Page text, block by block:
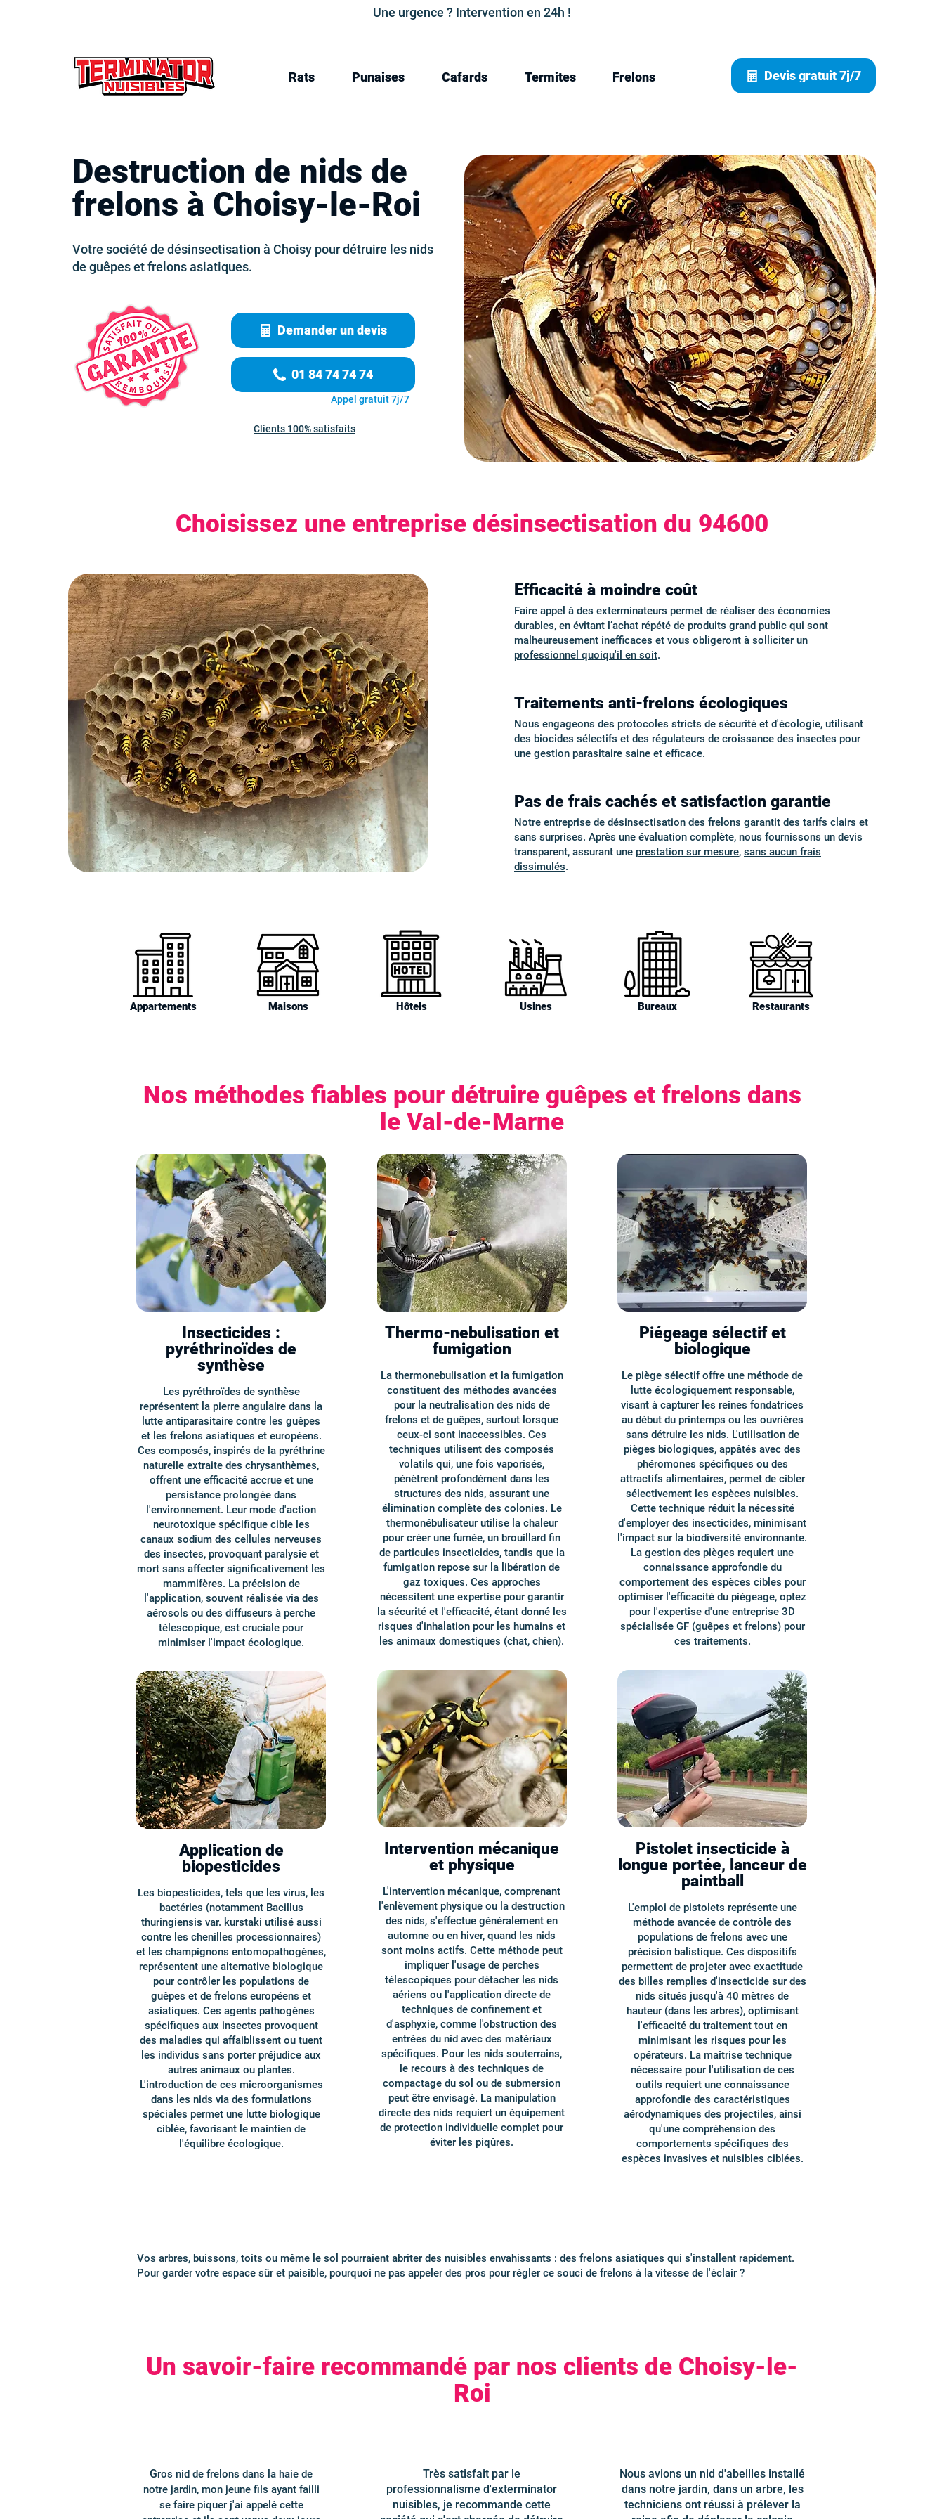
Une urgence ? Intervention en 24h !
Rats Punaises Cafards Termites Frelons Devis gratuit 7j/7
Destruction de nids de
frelons à Choisy-le-Roi
Votre société de désinsectisation à Choisy pour détruire les nids
de guêpes et frelons asiatiques.
01 84 74 74 74
Appel gratuit 7j/7
Demander un devis
Clients 100% satisfaits
Choisissez une entreprise désinsectisation du 94600
Efficacité à moindre coût
Faire appel à des exterminateurs permet de réaliser des économies
durables, en évitant l’achat répété de produits grand public qui sont
malheureusement inefficaces et vous obligeront à solliciter un
professionnel quoiqu'il en soit.
Traitements anti-frelons écologiques
Nous engageons des protocoles stricts de sécurité et d'écologie, utilisant
des biocides sélectifs et des régulateurs de croissance des insectes pour
une gestion parasitaire saine et efficace.
Pas de frais cachés et satisfaction garantie
Notre entreprise de désinsectisation des frelons garantit des tarifs clairs et
sans surprises. Après une évaluation complète, nous fournissons un devis
transparent, assurant une prestation sur mesure, sans aucun frais
dissimulés.
Appartements Maisons Hôtels Usines Bureaux Restaurants
Nos méthodes fiables pour détruire guêpes et frelons dans
le Val-de-Marne
Insecticides :
pyréthrinoïdes de
synthèse
Les pyréthroïdes de synthèse
représentent la pierre angulaire dans la
lutte antiparasitaire contre les guêpes
et les frelons asiatiques et européens.
Ces composés, inspirés de la pyréthrine
naturelle extraite des chrysanthèmes,
offrent une efficacité accrue et une
persistance prolongée dans
l'environnement. Leur mode d'action
neurotoxique spécifique cible les
canaux sodium des cellules nerveuses
des insectes, provoquant paralysie et
mort sans affecter significativement les
mammifères. La précision de
l'application, souvent réalisée via des
aérosols ou des diffuseurs à perche
télescopique, est cruciale pour
minimiser l'impact écologique.
Application de
biopesticides
Les biopesticides, tels que les virus, les
bactéries (notamment Bacillus
thuringiensis var. kurstaki utilisé aussi
contre les chenilles processionnaires)
et les champignons entomopathogènes,
représentent une alternative biologique
pour contrôler les populations de
guêpes et de frelons européens et
asiatiques. Ces agents pathogènes
spécifiques aux insectes provoquent
des maladies qui affaiblissent ou tuent
les individus sans porter préjudice aux
autres animaux ou plantes.
L'introduction de ces microorganismes
dans les nids via des formulations
spéciales permet une lutte biologique
ciblée, favorisant le maintien de
l'équilibre écologique.
Thermo-nebulisation et
fumigation
La thermonebulisation et la fumigation
constituent des méthodes avancées
pour la neutralisation des nids de
frelons et de guêpes, surtout lorsque
ceux-ci sont inaccessibles. Ces
techniques utilisent des composés
volatils qui, une fois vaporisés,
pénètrent profondément dans les
structures des nids, assurant une
élimination complète des colonies. Le
thermonébulisateur utilise la chaleur
pour créer une fumée, un brouillard fin
de particules insecticides, tandis que la
fumigation repose sur la libération de
gaz toxiques. Ces approches
nécessitent une expertise pour garantir
la sécurité et l'efficacité, étant donné les
risques d'inhalation pour les humains et
les animaux domestiques (chat, chien).
Intervention mécanique
et physique
L'intervention mécanique, comprenant
l'enlèvement physique ou la destruction
des nids, s'effectue généralement en
automne ou en hiver, quand les nids
sont moins actifs. Cette méthode peut
impliquer l'usage de perches
télescopiques pour détacher les nids
aériens ou l'application directe de
techniques de confinement et
d'asphyxie, comme l'obstruction des
entrées du nid avec des matériaux
spécifiques. Pour les nids souterrains,
le recours à des techniques de
compactage du sol ou de submersion
peut être envisagé. La manipulation
directe des nids requiert un équipement
de protection individuelle complet pour
éviter les piqûres.
Piégeage sélectif et
biologique
Le piège sélectif offre une méthode de
lutte écologiquement responsable,
visant à capturer les reines fondatrices
au début du printemps ou les ouvrières
sans détruire les nids. L'utilisation de
pièges biologiques, appâtés avec des
phéromones spécifiques ou des
attractifs alimentaires, permet de cibler
sélectivement les espèces nuisibles.
Cette technique réduit la nécessité
d'employer des insecticides, minimisant
l'impact sur la biodiversité environnante.
La gestion des pièges requiert une
connaissance approfondie du
comportement des espèces cibles pour
optimiser l'efficacité du piégeage, optez
pour l'expertise d'une entreprise 3D
spécialisée GF (guêpes et frelons) pour
ces traitements.
Pistolet insecticide à
longue portée, lanceur de
paintball
L'emploi de pistolets représente une
méthode avancée de contrôle des
populations de frelons avec une
précision balistique. Ces dispositifs
permettent de projeter avec exactitude
des billes remplies d'insecticide sur des
nids situés jusqu'à 40 mètres de
hauteur (dans les arbres), optimisant
l'efficacité du traitement tout en
minimisant les risques pour les
opérateurs. La maîtrise technique
nécessaire pour l'utilisation de ces
outils requiert une connaissance
approfondie des caractéristiques
aérodynamiques des projectiles, ainsi
qu'une compréhension des
comportements spécifiques des
espèces invasives et nuisibles ciblées.
Vos arbres, buissons, toits ou même le sol pourraient abriter des nuisibles envahissants : des frelons asiatiques qui s'installent rapidement.
Pour garder votre espace sûr et paisible, pourquoi ne pas appeler des pros pour régler ce souci de frelons à la vitesse de l'éclair ?
Un savoir-faire recommandé par nos clients de Choisy-le-
Roi
Gros nid de frelons dans la haie de
notre jardin, mon jeune fils ayant failli
se faire piquer j'ai appelé cette
Très satisfait par le
professionnalisme d'exterminator
nuisibles, je recommande cette
Nous avions un nid d'abeilles installé
dans notre jardin, dans un arbre, les
techniciens ont réussi à prélever la